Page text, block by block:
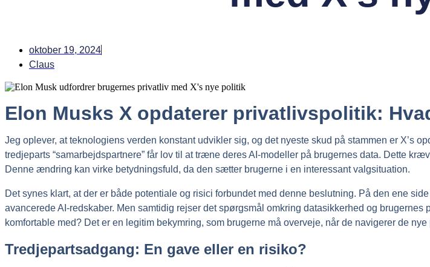
oktober 19, 2024
Claus
Elon Musks X opdaterer privatlivspolitik:
Jeg oplever, at teknologiens verden konstant udvikler sig, og det nyeste skud på stammen er X’s
tredjeparts “samarbejdspartnere” får lov til at træne deres AI-modeller på brugernes data. Dette
Denne ændring kan virke betydningsfuld, da den sætter brugerne i en interessant valgsituation.
Det synes klart, at der er både potentiale og risici forbundet med denne beslutning. På den ene
avancerede AI-redskaber. Men samtidig rejser det spørgsmål omkring datasikkerhed og
komfortable med? Det er en legitim bekymring, som brugerne må overveje, når de navigerer de nye
Tredjepartsadgang: En gave eller en risiko?